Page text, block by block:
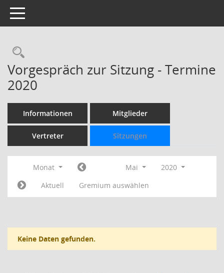
Toggle navigation
Rechercheauswahl
Vorgespräch zur Sitzung - Termine
2020
Informationen Mitglieder
Vertreter Sitzungen
Monat Mai
2020
Aktuell
Gremium auswählen
Keine Daten gefunden.